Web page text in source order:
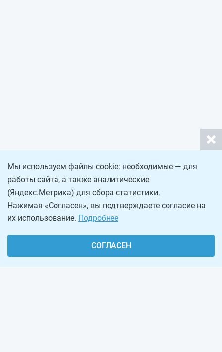
Мы используем файлы cookie: необходимые — для
работы сайта, а также аналитические
(Яндекс.Метрика) для сбора статистики.
Нажимая «Согласен», вы подтверждаете согласие на
их использование. Подробнее
СОГЛАСЕН